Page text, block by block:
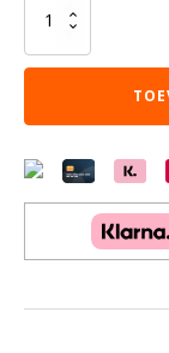
LADDER
+
GLIJBAAN
aantal